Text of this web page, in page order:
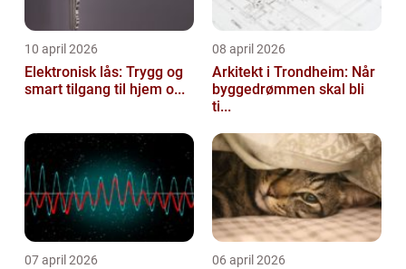
10 april 2026
Elektronisk lås: Trygg og
smart tilgang til hjem o...
08 april 2026
Arkitekt i Trondheim: Når
byggedrømmen skal bli
ti...
07 april 2026 06 april 2026